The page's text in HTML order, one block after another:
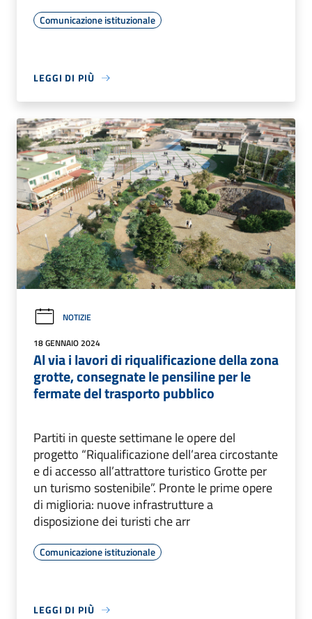
Comunicazione istituzionale
LEGGI DI PIÙ
NOTIZIE
18 GENNAIO 2024
Al via i lavori di riqualificazione della zona
grotte, consegnate le pensiline per le
fermate del trasporto pubblico
Partiti in queste settimane le opere del
progetto “Riqualificazione dell’area circostante
e di accesso all’attrattore turistico Grotte per
un turismo sostenibile”. Pronte le prime opere
di miglioria: nuove infrastrutture a
disposizione dei turisti che arr
Comunicazione istituzionale
LEGGI DI PIÙ